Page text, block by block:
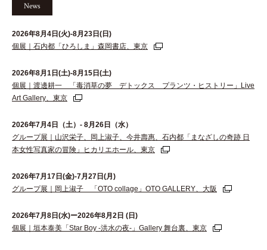
News
2026年8月4日(火)-8月23日(日)
個展｜石内都「ひろしま」森岡書店、東京
2026年8月1日(土)-8月15日(土)
個展｜渡邊耕一 「毒消草の夢 デトックス プランツ・ヒストリー」Live
Art Gallery、東京
2026年7月4日（土）- 8月26日（水）
グループ展｜山沢栄子、岡上淑子、今井壽惠、石内都「まなざしの奇跡 日
本女性写真家の冒険」ヒカリエホール、東京
2026年7月17日(金)-7月27日(月)
グループ展｜岡上淑子 「OTO collage」OTO GALLERY、大阪
2026年7月8日(水)ー2026年8月2日 (日)
個展｜垣本泰美「Star Boy -洪水の夜-」Gallery 舞台裏、東京